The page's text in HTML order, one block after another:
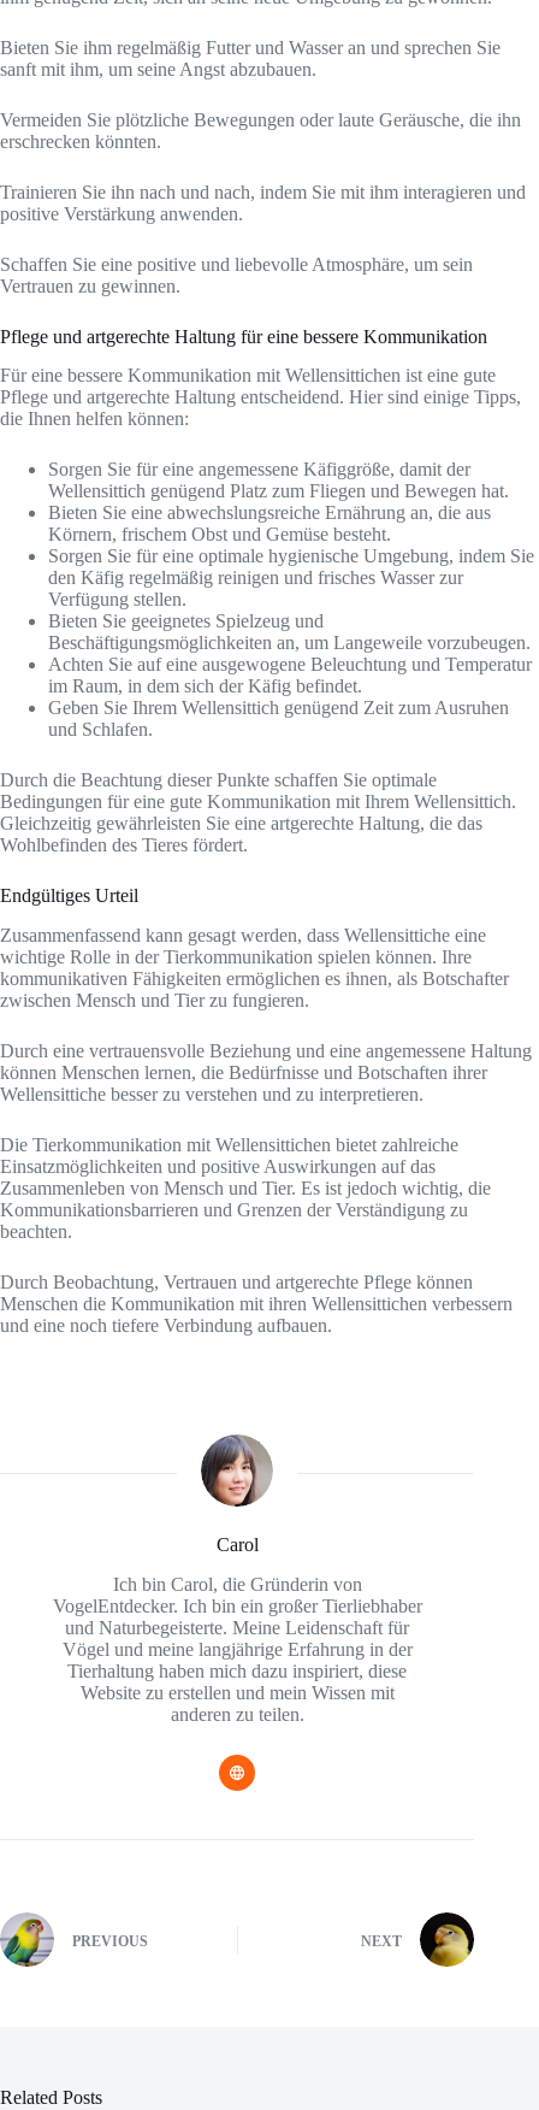
Bieten Sie ihm regelmäßig Futter und Wasser an und sprechen Sie
sanft mit ihm, um seine Angst abzubauen.
Vermeiden Sie plötzliche Bewegungen oder laute Geräusche, die ihn
erschrecken könnten.
Trainieren Sie ihn nach und nach, indem Sie mit ihm interagieren und
positive Verstärkung anwenden.
Schaffen Sie eine positive und liebevolle Atmosphäre, um sein
Vertrauen zu gewinnen.
Pflege und artgerechte Haltung für eine bessere Kommunikation
Für eine bessere Kommunikation mit Wellensittichen ist eine gute
Pflege und artgerechte Haltung entscheidend. Hier sind einige Tipps,
die Ihnen helfen können:
Sorgen Sie für eine angemessene Käfiggröße, damit der
Wellensittich genügend Platz zum Fliegen und Bewegen hat.
Bieten Sie eine abwechslungsreiche Ernährung an, die aus
Körnern, frischem Obst und Gemüse besteht.
Sorgen Sie für eine optimale hygienische Umgebung, indem Sie
den Käfig regelmäßig reinigen und frisches Wasser zur
Verfügung stellen.
Bieten Sie geeignetes Spielzeug und
Beschäftigungsmöglichkeiten an, um Langeweile vorzubeugen.
Achten Sie auf eine ausgewogene Beleuchtung und Temperatur
im Raum, in dem sich der Käfig befindet.
Geben Sie Ihrem Wellensittich genügend Zeit zum Ausruhen
und Schlafen.
Durch die Beachtung dieser Punkte schaffen Sie optimale
Bedingungen für eine gute Kommunikation mit Ihrem Wellensittich.
Gleichzeitig gewährleisten Sie eine artgerechte Haltung, die das
Wohlbefinden des Tieres fördert.
Endgültiges Urteil
Zusammenfassend kann gesagt werden, dass Wellensittiche eine
wichtige Rolle in der Tierkommunikation spielen können. Ihre
kommunikativen Fähigkeiten ermöglichen es ihnen, als Botschafter
zwischen Mensch und Tier zu fungieren.
Durch eine vertrauensvolle Beziehung und eine angemessene Haltung
können Menschen lernen, die Bedürfnisse und Botschaften ihrer
Wellensittiche besser zu verstehen und zu interpretieren.
Die Tierkommunikation mit Wellensittichen bietet zahlreiche
Einsatzmöglichkeiten und positive Auswirkungen auf das
Zusammenleben von Mensch und Tier. Es ist jedoch wichtig, die
Kommunikationsbarrieren und Grenzen der Verständigung zu
beachten.
Durch Beobachtung, Vertrauen und artgerechte Pflege können
Menschen die Kommunikation mit ihren Wellensittichen verbessern
und eine noch tiefere Verbindung aufbauen.
Carol
Ich bin Carol, die Gründerin von
VogelEntdecker. Ich bin ein großer Tierliebhaber
und Naturbegeisterte. Meine Leidenschaft für
Vögel und meine langjährige Erfahrung in der
Tierhaltung haben mich dazu inspiriert, diese
Website zu erstellen und mein Wissen mit
anderen zu teilen.
PREVIOUS NEXT
Related Posts